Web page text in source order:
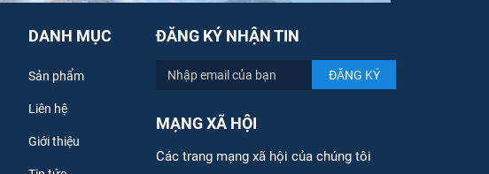
DANH MỤC
Sản phẩm
Liên hệ
Giới thiệu
ĐĂNG KÝ NHẬN TIN
MẠNG XÃ HỘI
Các trang mạng xã hội của chúng tôi